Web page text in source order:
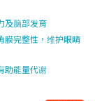
及脑部发育
膜完整性，维护眼睛
助能量代谢